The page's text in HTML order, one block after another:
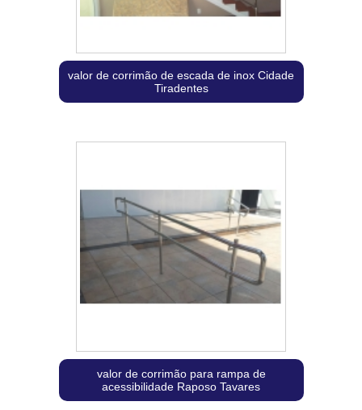
valor de corrimão de escada de inox Cidade
Tiradentes
valor de corrimão para rampa de
acessibilidade Raposo Tavares